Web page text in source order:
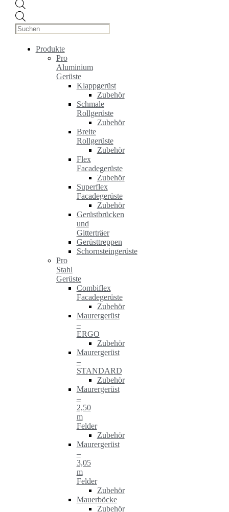
search
Produkte
Pro
Aluminium
Gerüste
Klappgerüst
Zubehör
Schmale
Rollgerüste
Zubehör
Breite
Rollgerüste
Zubehör
Flex
Facadegerüste
Zubehör
Superflex
Facadegerüste
Zubehör
Gerüstbrücken
und
Gitterträer
Gerüsttreppen
Schornsteingerüste
Pro
Stahl
Gerüste
Combiflex
Facadegerüste
Zubehör
Maurergerüst
–
ERGO
Zubehör
Maurergerüst
–
STANDARD
Zubehör
Maurergerüst
–
2,50
m
Felder
Zubehör
Maurergerüst
–
3,05
m
Felder
Zubehör
Mauerböcke
Zubehör